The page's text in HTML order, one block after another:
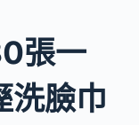
張一
洗臉巾